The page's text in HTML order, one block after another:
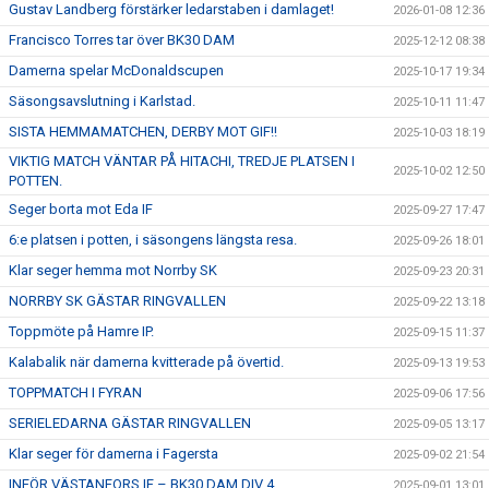
Gustav Landberg förstärker ledarstaben i damlaget! 2026-01-08 12:36
Francisco Torres tar över BK30 DAM 2025-12-12 08:38
Damerna spelar McDonaldscupen 2025-10-17 19:34
Säsongsavslutning i Karlstad. 2025-10-11 11:47
SISTA HEMMAMATCHEN, DERBY MOT GIF!! 2025-10-03 18:19
VIKTIG MATCH VÄNTAR PÅ HITACHI, TREDJE PLATSEN I
POTTEN.
2025-10-02 12:50
Seger borta mot Eda IF 2025-09-27 17:47
6:e platsen i potten, i säsongens längsta resa. 2025-09-26 18:01
Klar seger hemma mot Norrby SK 2025-09-23 20:31
NORRBY SK GÄSTAR RINGVALLEN 2025-09-22 13:18
Toppmöte på Hamre IP. 2025-09-15 11:37
Kalabalik när damerna kvitterade på övertid. 2025-09-13 19:53
TOPPMATCH I FYRAN 2025-09-06 17:56
SERIELEDARNA GÄSTAR RINGVALLEN 2025-09-05 13:17
Klar seger för damerna i Fagersta 2025-09-02 21:54
INFÖR VÄSTANFORS IF – BK30 DAM DIV 4